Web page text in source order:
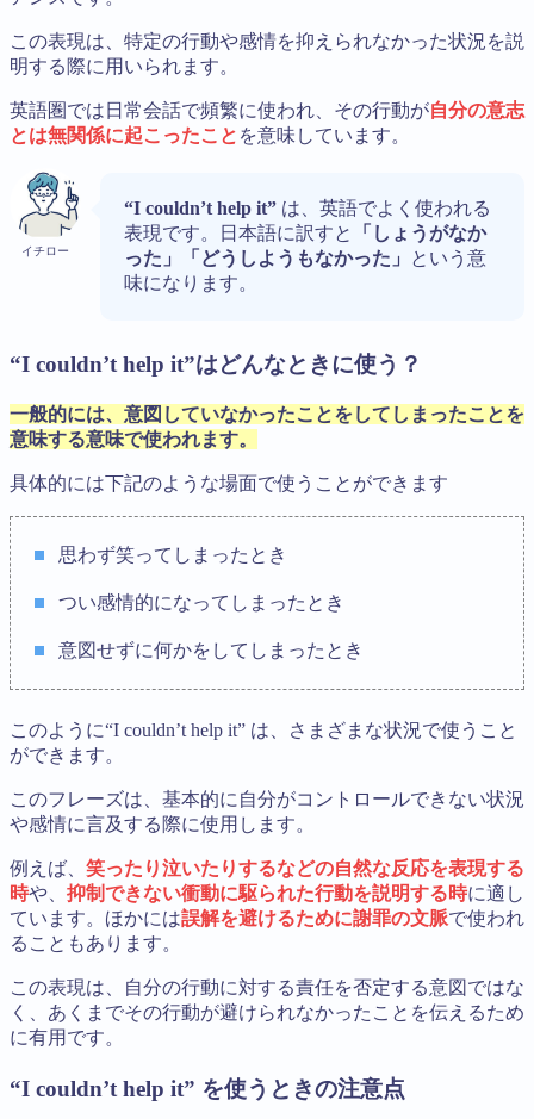
この表現は、特定の行動や感情を抑えられなかった状況を説
明する際に用いられます。
英語圏では日常会話で頻繁に使われ、その行動が自分の意志
とは無関係に起こったこと を意味しています。
イチロー
“I couldn’t help it” は、英語でよく使われる
表現です。日本語に訳すと
「しょうがなか
った」「どうしようもなかった」
という意
味になります。
“I couldn’t help it”はどんなときに使う？
一般的には、意図していなかったことをしてしまったことを
意味する意味で使われます。
具体的には下記のような場面で使うことができます
思わず笑ってしまったとき
つい感情的になってしまったとき
意図せずに何かをしてしまったとき
このように“I couldn’t help it” は、さまざまな状況で使うこと
ができます。
このフレーズは、基本的に自分がコントロールできない状況
や感情に言及する際に使用します。
例えば、 笑ったり泣いたりするなどの自然な反応を表現する
時や、 抑制できない衝動に駆られた行動を説明する時に適し
ています。ほかには誤解を避けるために謝罪の文脈で使われ
ることもあります。
この表現は、自分の行動に対する責任を否定する意図ではな
く、あくまでその行動が避けられなかったことを伝えるため
に有用です。
“I couldn’t help it” を使うときの注意点